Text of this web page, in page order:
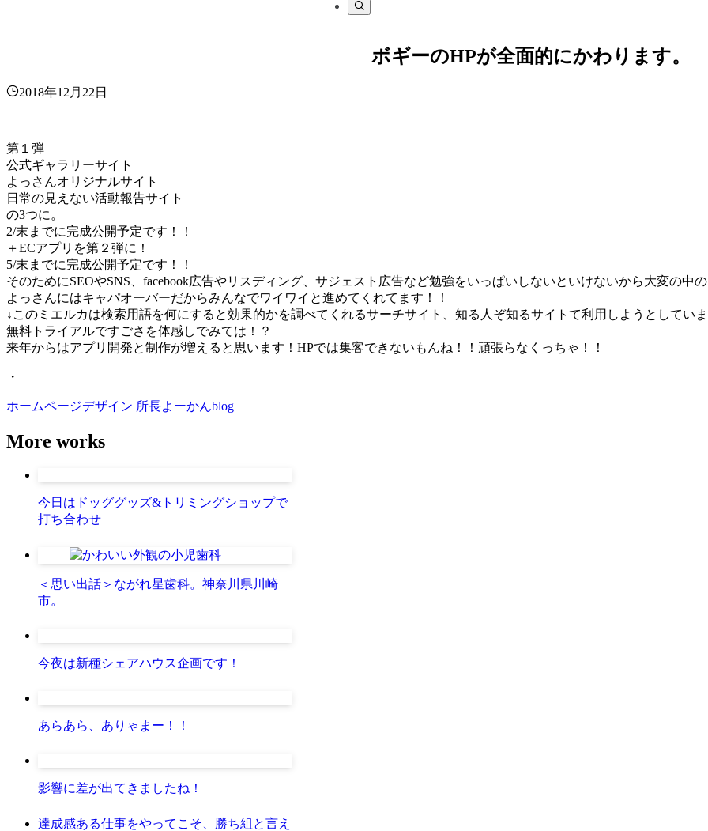
ボギーのHPが全面的にかわります。
2018年12月22日
第１弾
公式ギャラリーサイト
よっさんオリジナルサイト
日常の見えない活動報告サイト
の3つに。
2/末までに完成公開予定です！！
＋ECアプリを第２弾に！
5/末までに完成公開予定です！！
そのためにSEOやSNS、facebook広告やリスディング、サジェスト広告など勉強をいっぱいしないといけないから大変の中
よっさんにはキャパオーバーだからみんなでワイワイと進めてくれてます！！
↓このミエルカは検索用語を何にすると効果的かを調べてくれるサーチサイト、知る人ぞ知るサイトて利用しようとしてい
無料トライアルですごさを体感しでみては！？
来年からはアプリ開発と制作が増えると思います！HPでは集客できないもんね！！頑張らなくっちゃ！！
・
ホームページデザイン 所長よーかんblog
More works
今日はドッググッズ&トリミングショップで
打ち合わせ
＜思い出話＞ながれ星歯科。神奈川県川崎
市。
今夜は新種シェアハウス企画です！
あらあら、ありゃまー！！
影響に差が出てきましたね！
達成感ある仕事をやってこそ、勝ち組と言え